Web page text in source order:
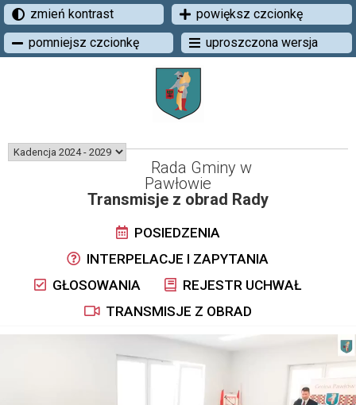
zmień kontrast
powiększ czcionkę
pomniejsz czcionkę
uproszczona wersja
Rada Gminy w
Pawłowie
Transmisje z obrad Rady
POSIEDZENIA
INTERPELACJE I ZAPYTANIA
GŁOSOWANIA
REJESTR UCHWAŁ
TRANSMISJE Z OBRAD